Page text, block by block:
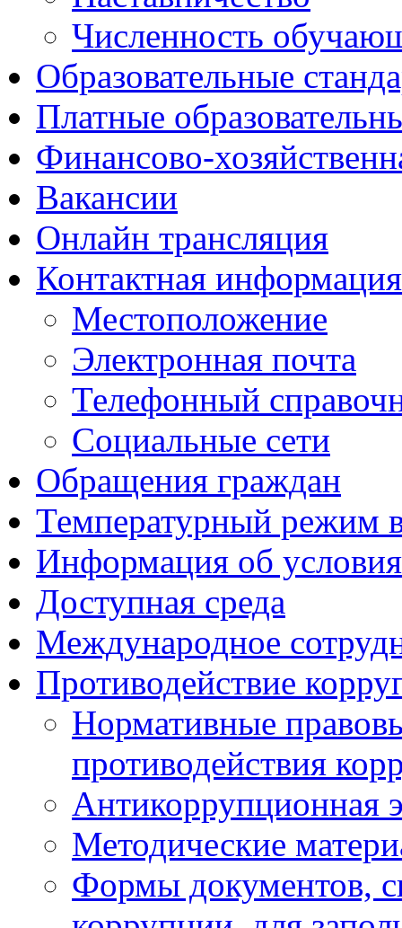
Численность
Образовательные
Платные
Финансово-
Вакансии
Онлайн трансляция
Контактная информация
Местоположение
Электронная почта
Телефонный
Социальные сети
Обращения граждан
Температурный режим
Информация об
Доступная среда
Международное
Противодействие
Нормативные
противодействия
Антикоррупционная
Методические
Формы документов,